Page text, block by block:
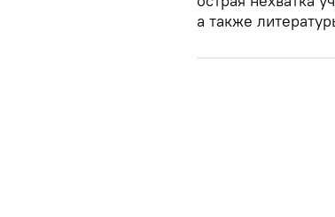
а также